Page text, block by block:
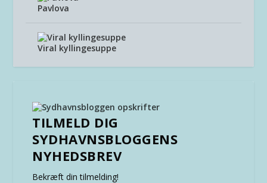
Pavlova
Viral kyllingesuppe
TILMELD DIG
SYDHAVNSBLOGGENS
NYHEDSBREV
Bekræft din tilmelding!